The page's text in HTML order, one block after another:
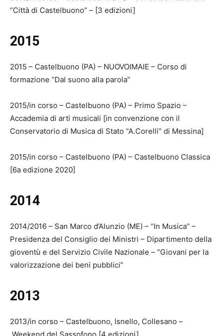
“Città di Castelbuono” – [3 edizioni]
2015
2015 – Castelbuono (PA) – NUOVOIMAIE – Corso di
formazione “Dal suono alla parola”
2015/in corso – Castelbuono (PA) – Primo Spazio –
Accademia di arti musicali [in convenzione con il
Conservatorio di Musica di Stato “A.Corelli” di Messina]
2015/in corso – Castelbuono (PA) – Castelbuono Classica
[6a edizione 2020]
2014
2014/2016 – San Marco d’Alunzio (ME) – “In Musica” –
Presidenza del Consiglio dei Ministri – Dipartimento della
gioventù e del Servizio Civile Nazionale – “Giovani per la
valorizzazione dei beni pubblici”
2013
2013/in corso – Castelbuono, Isnello, Collesano –